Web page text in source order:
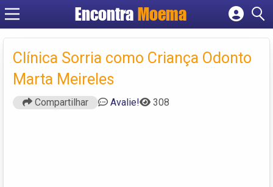
Encontra Moema
Criar conta
Clínica Sorria como Criança Odonto
Marta Meireles
Compartilhar Avalie! 308